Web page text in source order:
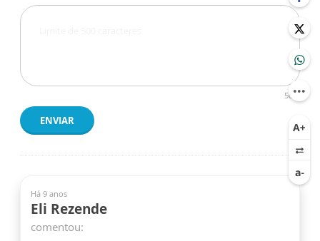
500
ENVIAR
Há 9 anos
Eli Rezende
comentou: